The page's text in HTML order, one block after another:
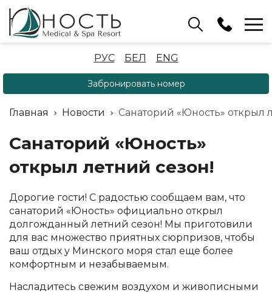
Бассейн
+375 (17) 503 93 22
Аренда беседок
+375 (33) 902 35 07
Отдел бронирования
+375 (17) 503 91 10
РУС БЕЛ ENG
Забронировать номер
Главная Новости Санаторий «Юность» открыл
Санаторий «Юность»
открыл летний сезон!
Дорогие гости! С радостью сообщаем вам, что
санаторий «Юность» официально открыл
долгожданный летний сезон! Мы приготовили
для вас множество приятных сюрпризов, чтобы
ваш отдых у Минского моря стал еще более
комфортным и незабываемым.
Насладитесь свежим воздухом и живописными